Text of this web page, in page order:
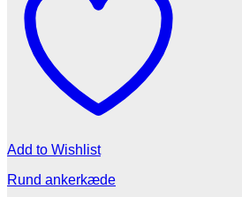
Add to Wishlist
Rund ankerkæde